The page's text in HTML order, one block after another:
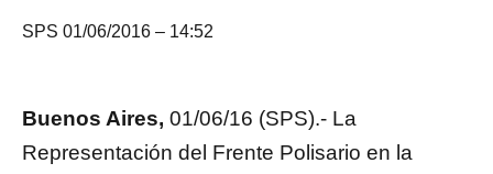
SPS 01/06/2016 – 14:52
Buenos Aires, 01/06/16 (SPS).- La
Representación del Frente Polisario en la